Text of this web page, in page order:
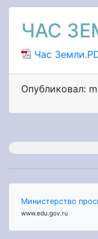
ЧАС
Час
Опубликовал:
Министерство
www.edu.gov.ru